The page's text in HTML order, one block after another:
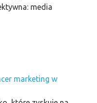
media
marketing w